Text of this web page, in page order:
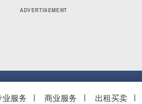
业服务 | 商业服务 | 出租买卖 |